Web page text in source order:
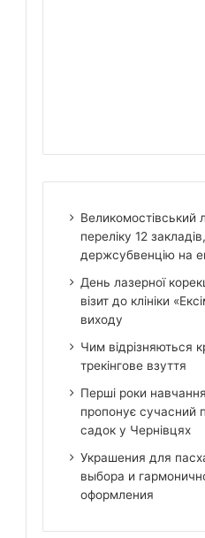
Великомостівський
переліку 12
держсубвенцію на
День лазерної
візит до клініки
виходу
Чим відрізняються
трекінгове взуття
Перші роки
пропонує сучасний
садок у Чернівцях
Украшения для
выбора и
оформления